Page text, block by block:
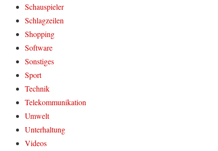
Schauspieler
Schlagzeilen
Shopping
Software
Sonstiges
Sport
Technik
Telekommunikation
Umwelt
Unterhaltung
Videos